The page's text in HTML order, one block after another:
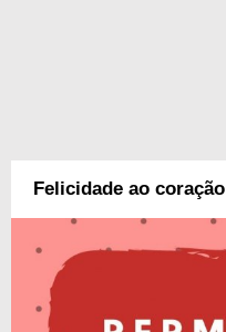
Felicidade ao coração